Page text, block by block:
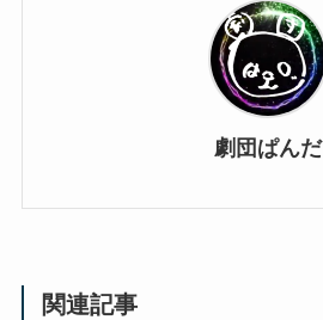
劇団ぱんだ
関連記事